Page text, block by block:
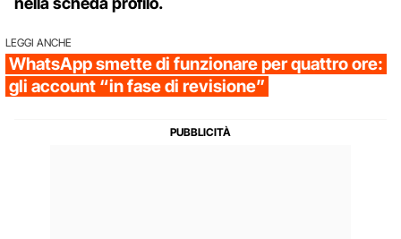
LEGGI ANCHE
WhatsApp smette di funzionare per quattro ore:
gli account “in fase di revisione”